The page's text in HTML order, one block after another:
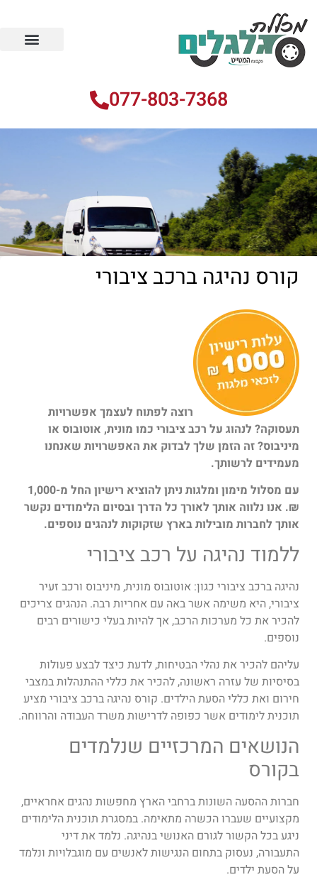
077-803-7368
קורס נהיגה ברכב ציבורי
רוצה לפתוח לעצמך אפשרויות
תעסוקה? לנהוג על רכב ציבורי כמו מונית, אוטובוס או
מיניבוס? זה הזמן שלך לבדוק את האפשרויות שאנחנו
מעמידים לרשותך.
עם מסלול מימון ומלגות ניתן להוציא רישיון החל מ-1,000
₪. אנו נלווה אותך לאורך כל הדרך ובסיום הלימודים נקשר
אותך לחברות מובילות בארץ שזקוקות לנהגים נוספים.
ללמוד נהיגה על רכב ציבורי
נהיגה ברכב ציבורי כגון: אוטובוס מונית, מיניבוס ורכב זעיר
ציבורי, היא משימה אשר באה עם אחריות רבה. הנהגים צריכים
להכיר את כל מערכות הרכב, אך להיות בעלי כישורים רבים
נוספים.
עליהם להכיר את נהלי הבטיחות, לדעת כיצד לבצע פעולות
בסיסיות של עזרה ראשונה, להכיר את כללי ההתנהלות במצבי
חירום ואת כללי הסעת הילדים. קורס נהיגה ברכב ציבורי מציע
תוכנית לימודים אשר כפופה לדרישות משרד העבודה והרווחה.
הנושאים המרכזיים שנלמדים
בקורס
חברות ההסעה השונות ברחבי הארץ מחפשות נהגים אחראיים,
מקצועיים שעברו הכשרה מתאימה. במסגרת תוכנית הלימודים
ניגע בכל הקשור לגורם האנושי בנהיגה. נלמד את דיני
התעבורה, נעסוק בתחום הנגישות לאנשים עם מוגבלויות ונלמד
על הסעת ילדים.